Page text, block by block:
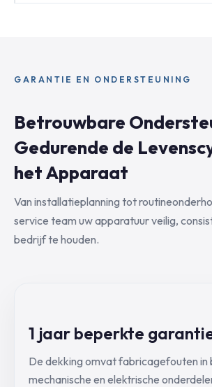
GARANTIE EN ONDERSTEUNING
Betrouwbare
Gedurende de
het Apparaat
Van installatieplanning tot
service team uw apparatuur veilig,
bedrijf te houden.
1 jaar beperkte
De dekking omvat fabricagefouten in
mechanische en elektrische